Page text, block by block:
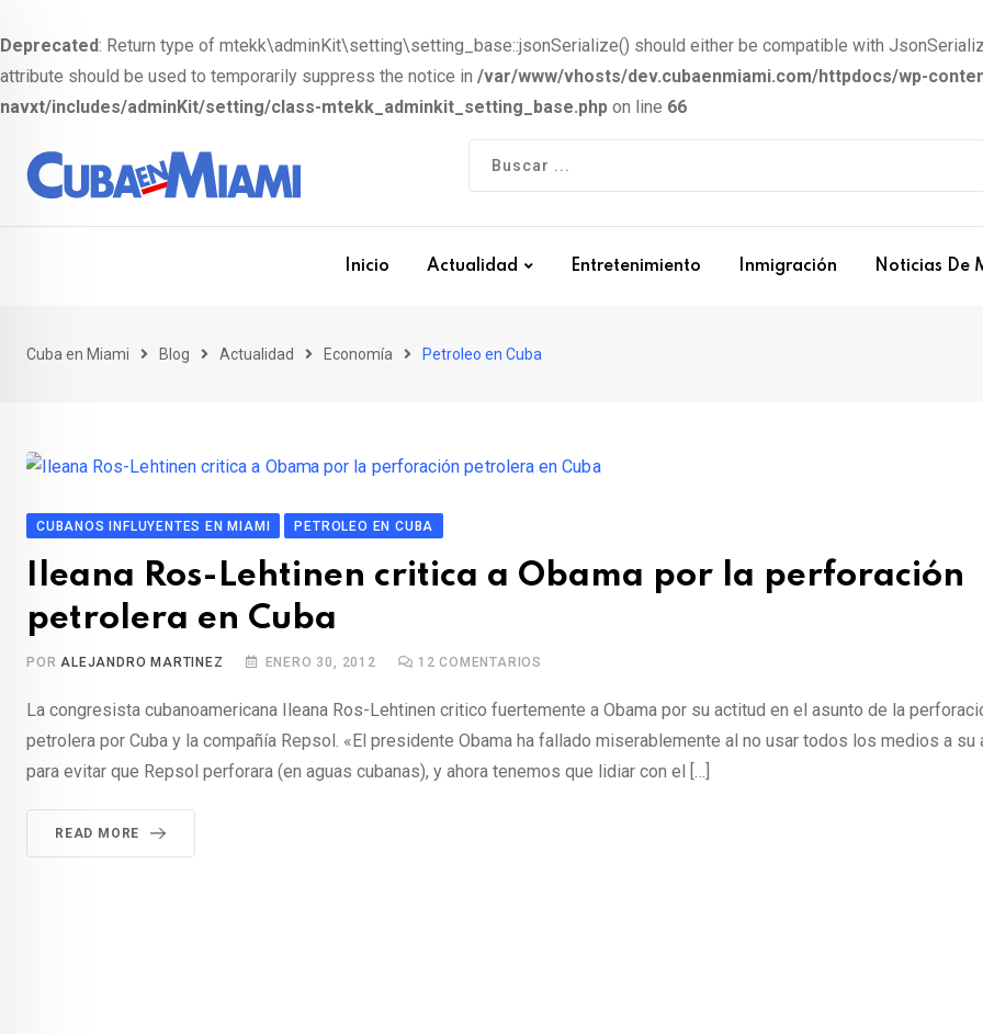
Deprecated: Return type of mtekk\adminKit\setting\setting_base::jsonSerialize() should either be compatible with
attribute should be used to temporarily suppress the notice in /var/www/vhosts/dev.cubaenmiami.com/httpdocs/wp-
navxt/includes/adminKit/setting/class-mtekk_adminkit_setting_base.php on line 66
p
Inicio Actualidad Entretenimiento Inmigración Noticias De
Cuba en Miami Blog Actualidad Economía Petroleo en Cuba
CUBANOS INFLUYENTES EN MIAMI PETROLEO EN CUBA
Ileana Ros-Lehtinen critica a Obama por la perforación
petrolera en Cuba
PORALEJANDRO MARTINEZ ENERO 30, 2012 12 COMENTARIOS
La congresista cubanoamericana Ileana Ros-Lehtinen critico fuertemente a Obama por su actitud en el asunto de la
petrolera por Cuba y la compañía Repsol. «El presidente Obama ha fallado miserablemente al no usar todos los medios a su
para evitar que Repsol perforara (en aguas cubanas), y ahora tenemos que lidiar con el […]
READ MORE